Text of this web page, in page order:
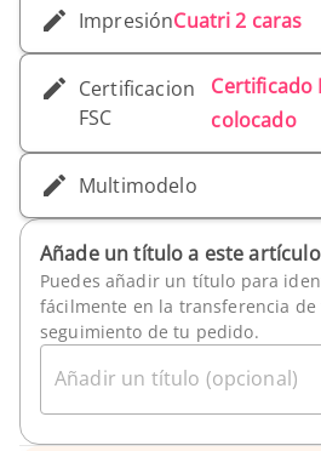
ImpresiónCuatri 2 caras
Certificacion
FSC
Certificado
colocado
Multimodelo
Añade un título a este artículo
Puedes añadir un título para
fácilmente en la transferencia de
seguimiento de tu pedido.
Añadir un título (opcional)